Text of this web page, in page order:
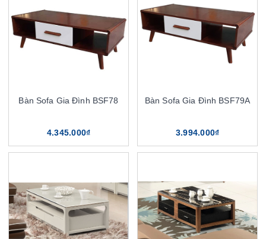
Bàn Sofa Gia Đình BSF78
4.345.000₫
Bàn Sofa Gia Đình BSF79A
3.994.000₫